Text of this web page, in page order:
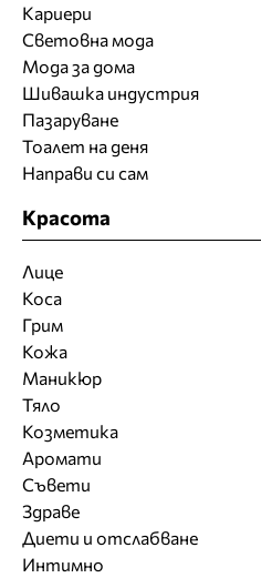
Кариери
Световна мода
Мода за дома
Шивашка индустрия
Пазаруване
Тоалет на деня
Направи си сам
Красота
Лице
Коса
Грим
Кожа
Маникюр
Тяло
Козметика
Аромати
Съвети
Здраве
Диети и отслабване
Интимно